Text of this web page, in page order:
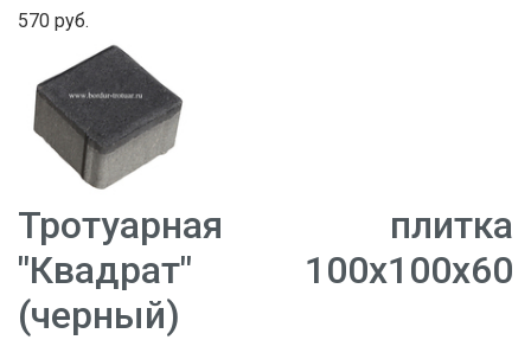
570 руб.
Тротуарная плитка
"Квадрат" 100х100х60
(черный)